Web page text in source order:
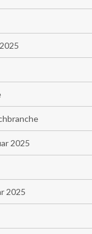
2025
2025